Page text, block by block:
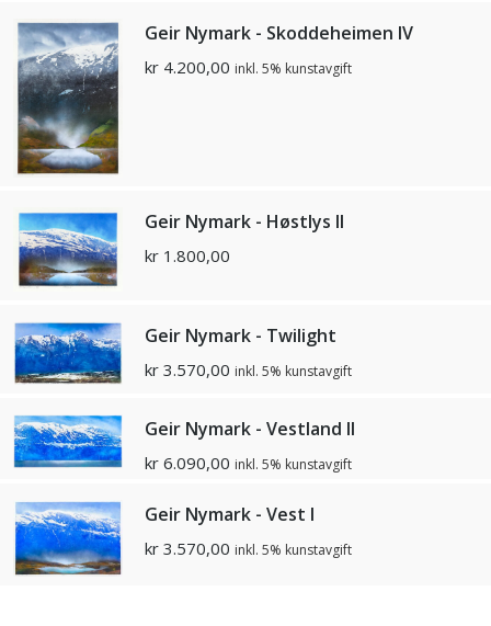
Geir Nymark - Skoddeheimen IV
kr 4.200,00 inkl. 5% kunstavgift
Geir Nymark - Høstlys II
kr 1.800,00
Geir Nymark - Twilight
kr 3.570,00 inkl. 5% kunstavgift
Geir Nymark - Vestland II
kr 6.090,00 inkl. 5% kunstavgift
Geir Nymark - Vest I
kr 3.570,00 inkl. 5% kunstavgift